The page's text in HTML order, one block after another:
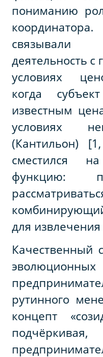
пониманию
связывали
деятельность с
условиях
когда
известным
условиях
(Кантильон)
сместился
функцию:
для
Качественный
рутинного
концепт